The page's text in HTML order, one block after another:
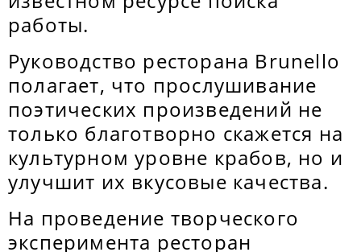
работы.
Руководство ресторана Brunello
полагает, что прослушивание
поэтических произведений не
только благотворно скажется на
культурном уровне крабов, но и
улучшит их вкусовые качества.
На проведение творческого
эксперимента ресторан